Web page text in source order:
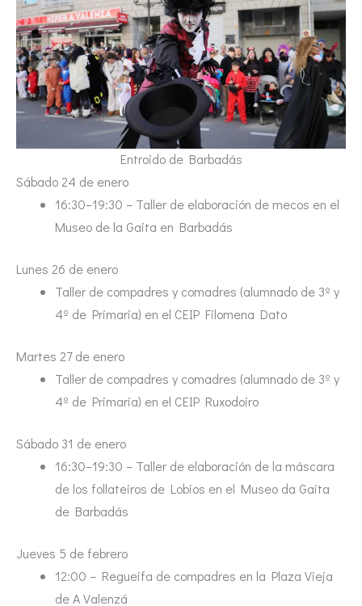
Entroido de Barbadás
Sábado 24 de enero
16:30–19:30 – Taller de elaboración de mecos en el
Museo de la Gaita en Barbadás
Lunes 26 de enero
Taller de compadres y comadres (alumnado de 3º y
4º de Primaria) en el CEIP Filomena Dato
Martes 27 de enero
Taller de compadres y comadres (alumnado de 3º y
4º de Primaria) en el CEIP Ruxodoiro
Sábado 31 de enero
16:30–19:30 – Taller de elaboración de la máscara
de los follateiros de Lobios en el Museo da Gaita
de Barbadás
Jueves 5 de febrero
12:00 – Regueifa de compadres en la Plaza Vieja
de A Valenzá